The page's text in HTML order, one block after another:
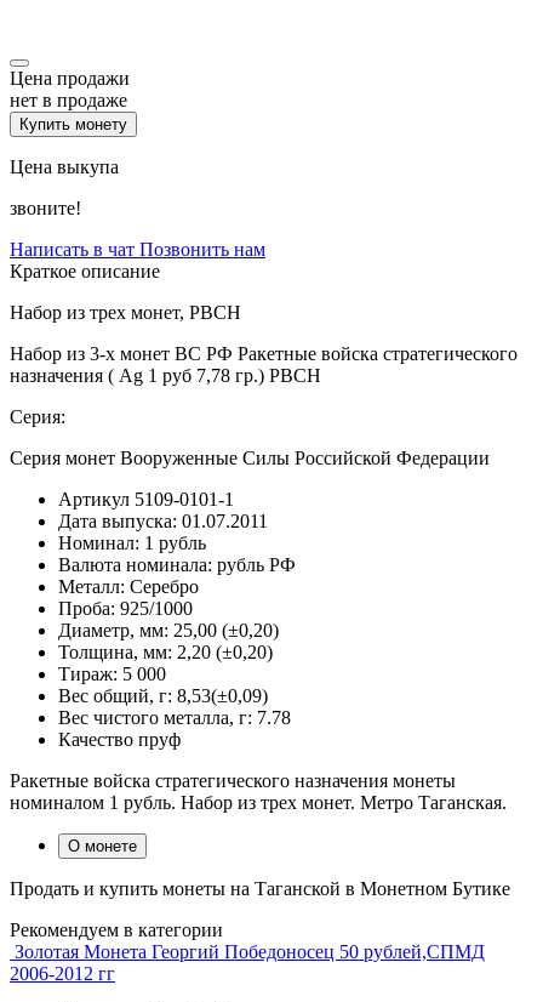
Цена продажи
нет в продаже
Купить монету
Цена выкупа
звоните!
Написать в чат Позвонить нам
Краткое описание
Набор из трех монет, РВСН
Набор из 3-х монет ВС РФ Ракетные войска стратегического
назначения ( Ag 1 руб 7,78 гр.) РВСН
Серия:
Серия монет Вооруженные Силы Российской Федерации
Артикул 5109-0101-1
Дата выпуска: 01.07.2011
Номинал: 1 рубль
Валюта номинала: рубль РФ
Металл: Серебро
Проба: 925/1000
Диаметр, мм: 25,00 (±0,20)
Толщина, мм: 2,20 (±0,20)
Тираж: 5 000
Вес общий, г: 8,53(±0,09)
Вес чистого металла, г: 7.78
Качество пруф
Ракетные войска стратегического назначения монеты
номиналом 1 рубль. Набор из трех монет. Метро Таганская.
О монете
Продать и купить монеты на Таганской в Монетном Бутике
Рекомендуем в категории
Золотая Монета Георгий Победоносец 50 рублей,СПМД
2006-2012 гг